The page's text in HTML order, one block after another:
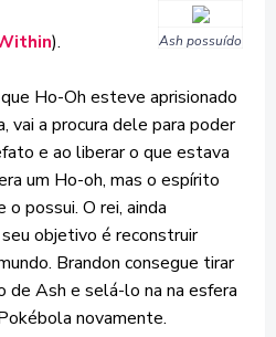
Ash possuído
).
Ho-Oh esteve aprisionado
vai a procura dele para poder
e ao liberar o que estava
um Ho-oh, mas o espírito
possui. O rei, ainda
objetivo é reconstruir
Brandon consegue tirar
de Ash e selá-lo na na esfera
novamente.